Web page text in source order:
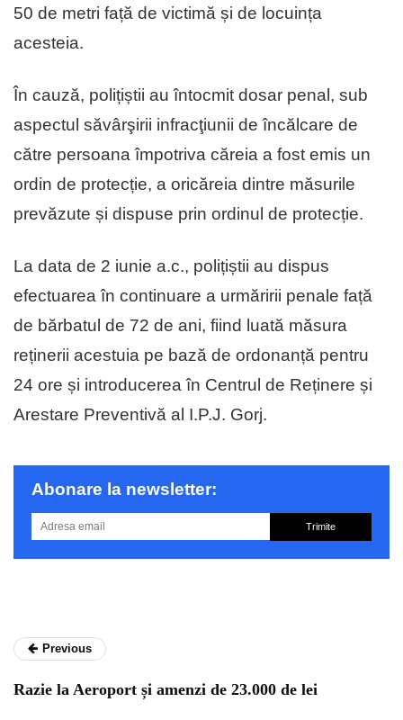
50 de metri față de victimă și de locuința
acesteia.
În cauză, polițiștii au întocmit dosar penal, sub
aspectul săvârşirii infracţiunii de încălcare de
către persoana împotriva căreia a fost emis un
ordin de protecție, a oricăreia dintre măsurile
prevăzute și dispuse prin ordinul de protecție.
La data de 2 iunie a.c., polițiștii au dispus
efectuarea în continuare a urmăririi penale față
de bărbatul de 72 de ani, fiind luată măsura
reținerii acestuia pe bază de ordonanță pentru
24 ore și introducerea în Centrul de Reținere și
Arestare Preventivă al I.P.J. Gorj.
Abonare la newsletter:
Trimite
Previous
Razie la Aeroport și amenzi de 23.000 de lei